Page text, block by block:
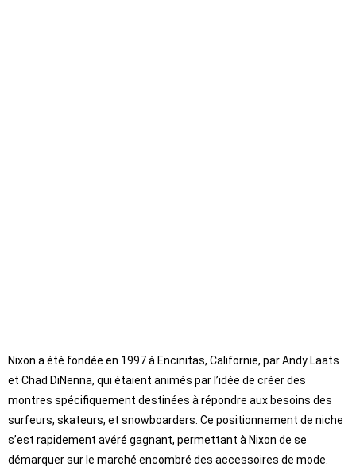
Nixon a été fondée en 1997 à Encinitas, Californie, par Andy Laats
et Chad DiNenna, qui étaient animés par l’idée de créer des
montres spécifiquement destinées à répondre aux besoins des
surfeurs, skateurs, et snowboarders. Ce positionnement de niche
s’est rapidement avéré gagnant, permettant à Nixon de se
démarquer sur le marché encombré des accessoires de mode.